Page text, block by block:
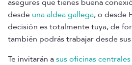
asegures que tienes buena
desde una aldea gallega, o desde
decisión es totalmente tuya, de
también podrás trabajar desde
Te invitarán asus oficinas